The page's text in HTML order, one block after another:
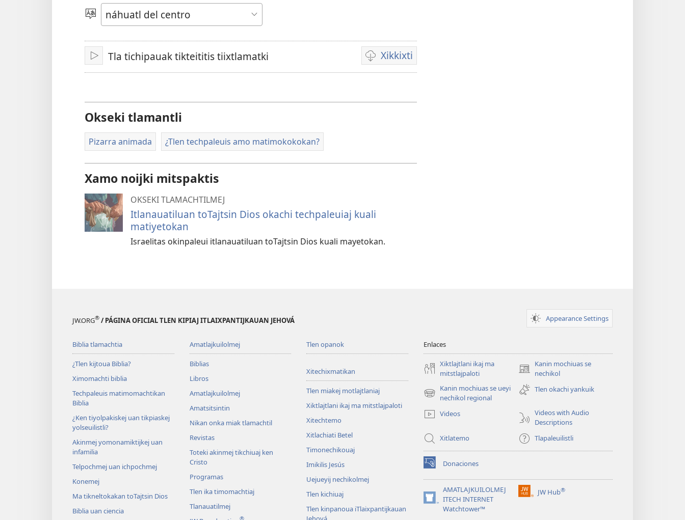
peua
video
Xikpejpena
tlajtoli
XikakiTla tichipauak tikteititis tiixtlamatki Xikkixti
Xikkixti
video
Okseki tlamantli
Pizarra animada ¿Tlen techpaleuis amo matimokokokan?
Xamo noijki mitspaktis
OKSEKI TLAMACHTILMEJ
Itlanauatiluan toTajtsin Dios okachi techpaleuiaj kuali
matiyetokan
Israelitas okinpaleui itlanauatiluan toTajtsin Dios kuali mayetokan.
JW.ORG® / PÁGINA OFICIAL TLEN KIPIAJ ITLAIXPANTIJKAUAN JEHOVÁ Appearance Settings
Biblia tlamachtia
¿Tlen kijtoua Biblia?
Ximomachti biblia
Techpaleuis matimomachtikan
Biblia
¿Ken tiyolpakiskej uan tikpiaskej
yolseuilistli?
Akinmej yomonamiktijkej uan
infamilia
Telpochmej uan ichpochmej
Konemej
Ma tikneltokakan toTajtsin Dios
Biblia uan ciencia
Amatlajkuilolmej
Biblias
Libros
Amatlajkuilolmej
Amatsitsintin
Nikan onka miak tlamachtil
Revistas
Toteki akinmej tikchiuaj ken
Cristo
Programas
Tlen ika timomachtiaj
Tlanauatilmej
®
Tlen opanok
Xitechixmatikan
Tlen miakej motlajtlaniaj
Xiktlajtlani ikaj ma mitstlajpaloti
Xitechtemo
Xitlachiati Betel
Timonechikouaj
Imikilis Jesús
Uejueyij nechikolmej
Tlen kichiuaj
Tlen kinpanoua iTlaixpantijkauan
Enlaces
Xiktlajtlani ikaj ma
mitstlajpaloti
Kanin mochiuas se
nechikol
(xiktlapo
okse
ventana)
Kanin mochiuas se ueyi
nechikol regional
(xiktlapo
ventana)
Tlen okachi yankuik
Videos
Videos with Audio
Descriptions
Xitlatemo
Tlapaleuilistli
Donaciones
(xiktlapo
okse
ventana)AMATLAJKUILOLMEJ
ITECH INTERNET
Watchtower™
(xiktlapo
JW Hub®
(xiktlapo